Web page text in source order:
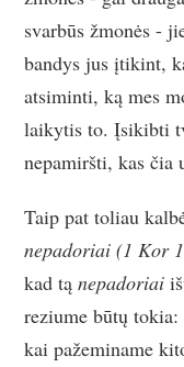
svarbūs žmonės -
bandys jus įtikint,
atsiminti, ką mes
laikytis to. Įsikibti
nepamiršti, kas čia
Taip pat toliau
nepadoriai (1 Kor
kad tąnepadoriai
reziume būtų tokia:
kai pažeminame